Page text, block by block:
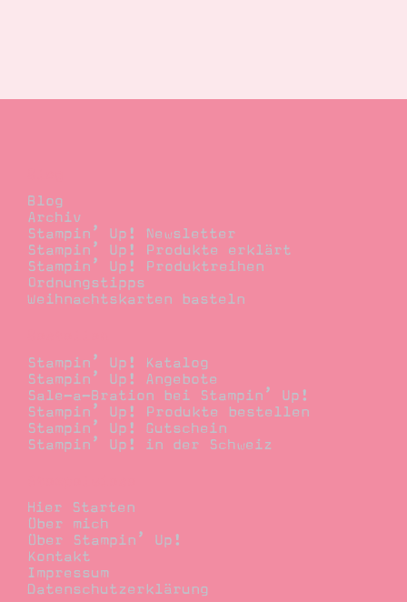
Blog
Archiv
Stampin’ Up! Newsletter
Stampin’ Up! Produkte erklärt
Stampin’ Up! Produktreihen
Ordnungstipps
Weihnachtskarten basteln
Stampin’ Up! Katalog
Stampin’ Up! Angebote
Sale-a-Bration bei Stampin’ Up!
Stampin’ Up! Produkte bestellen
Stampin’ Up! Gutschein
Stampin’ Up! in der Schweiz
Hier Starten
Über mich
Über Stampin’ Up!
Kontakt
Impressum
Datenschutzerklärung